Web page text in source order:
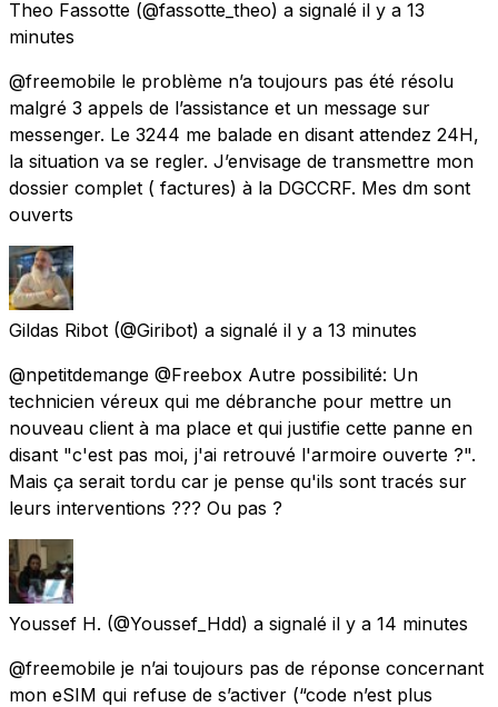
Theo Fassotte (@fassotte_theo) a signalé il y a 13
minutes
@freemobile le problème n’a toujours pas été résolu
malgré 3 appels de l’assistance et un message sur
messenger. Le 3244 me balade en disant attendez 24H,
la situation va se regler. J’envisage de transmettre mon
dossier complet ( factures) à la DGCCRF. Mes dm sont
ouverts
Gildas Ribot (@Giribot) a signalé il y a 13 minutes
@npetitdemange @Freebox Autre possibilité: Un
technicien véreux qui me débranche pour mettre un
nouveau client à ma place et qui justifie cette panne en
disant "c'est pas moi, j'ai retrouvé l'armoire ouverte ?".
Mais ça serait tordu car je pense qu'ils sont tracés sur
leurs interventions ??? Ou pas ?
Youssef H. (@Youssef_Hdd) a signalé il y a 14 minutes
@freemobile je n’ai toujours pas de réponse concernant
mon eSIM qui refuse de s’activer (“code n’est plus